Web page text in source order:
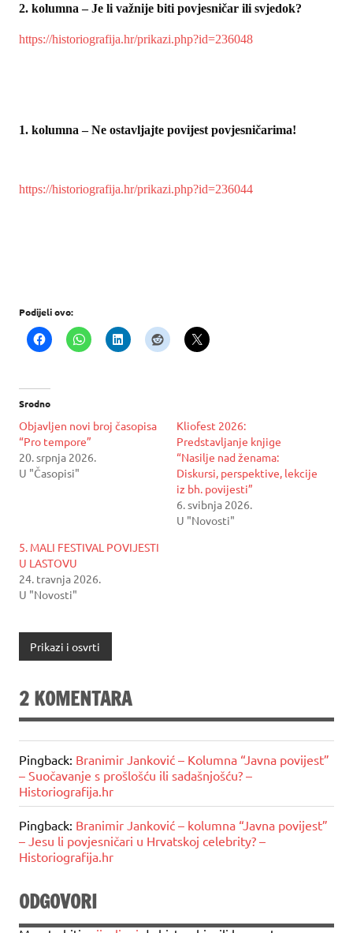
2. kolumna – Je li važnije biti povjesničar ili svjedok?
https://historiografija.hr/prikazi.php?id=236048
1. kolumna – Ne ostavljajte povijest povjesničarima!
https://historiografija.hr/prikazi.php?id=236044
Podijeli ovo:
Srodno
Objavljen novi broj časopisa
“Pro tempore”
20. srpnja 2026.
U "Časopisi"
Kliofest 2026:
Predstavljanje knjige
“Nasilje nad ženama:
Diskursi, perspektive, lekcije
iz bh. povijesti”
6. svibnja 2026.
U "Novosti"
5. MALI FESTIVAL POVIJESTI
U LASTOVU
24. travnja 2026.
U "Novosti"
Prikazi i osvrti
2 KOMENTARA
Pingback: Branimir Janković – Kolumna “Javna povijest”
– Suočavanje s prošlošću ili sadašnjošću? –
Historiografija.hr
Pingback: Branimir Janković – kolumna “Javna povijest”
– Jesu li povjesničari u Hrvatskoj celebrity? –
Historiografija.hr
ODGOVORI